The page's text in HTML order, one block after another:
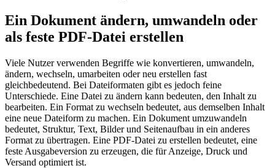
Ein Dokument ändern, umwandeln oder
als feste PDF-Datei erstellen
Viele Nutzer verwenden Begriffe wie konvertieren, umwandeln,
ändern, wechseln, umarbeiten oder neu erstellen fast
gleichbedeutend. Bei Dateiformaten gibt es jedoch feine
Unterschiede. Eine Datei zu ändern kann bedeuten, den Inhalt zu
bearbeiten. Ein Format zu wechseln bedeutet, aus demselben Inhalt
eine neue Dateiform zu machen. Ein Dokument umzuwandeln
bedeutet, Struktur, Text, Bilder und Seitenaufbau in ein anderes
Format zu übertragen. Eine PDF-Datei zu erstellen bedeutet, eine
feste Ausgabeversion zu erzeugen, die für Anzeige, Druck und
Versand optimiert ist.